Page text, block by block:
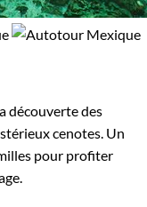
découverte des
cenotes. Un
pour profiter